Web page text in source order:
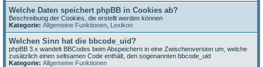
Welche Daten speichert phpBB in Cookies ab?
Beschreibung der Cookies, die erstellt werden können
Kategorie: Allgemeine Funktionen Lexikon
Welchen Sinn hat die bbcode_uid?
phpBB 3.x wandelt BBCodes beim Abspeichern in eine Zwischenversion um, welche
zusätzlich einen seltsamen Code enthält, den sogenannten bbcode_uid
Kategorie: Allgemeine Funktionen